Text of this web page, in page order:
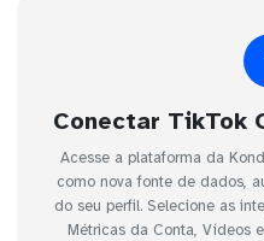
Conectar TikTok
Acesse a plataforma da
como nova fonte de dados,
do seu perfil. Selecione as
Métricas da Conta, Vídeos